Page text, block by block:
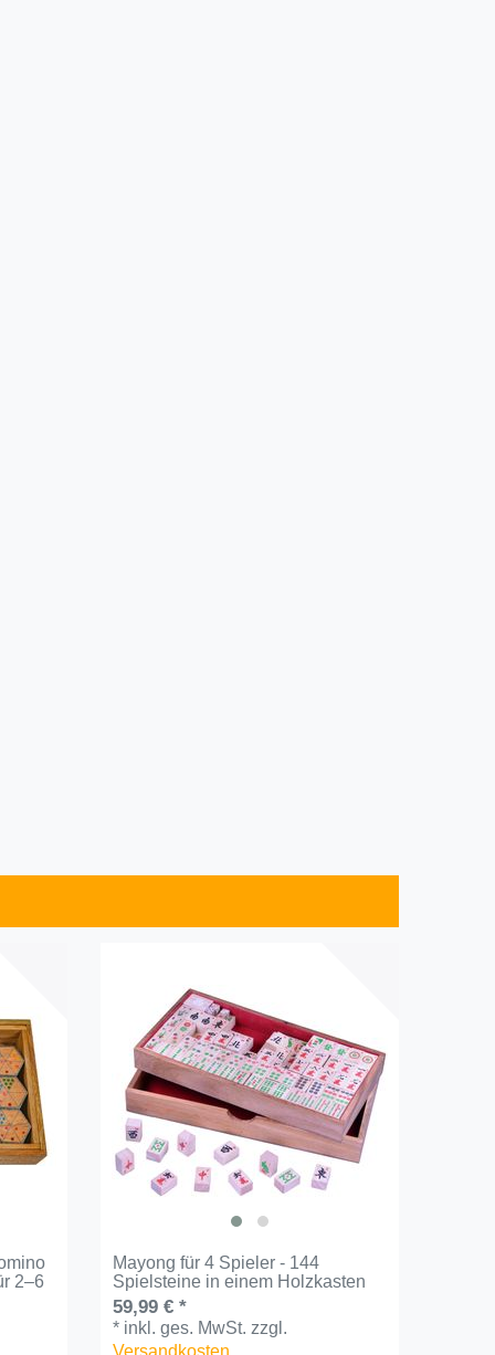
2–6
Mayong für 4 Spieler - 144
Spielsteine in einem Holzkasten
59,99 € *
* inkl. ges. MwSt. zzgl.
Versandkosten